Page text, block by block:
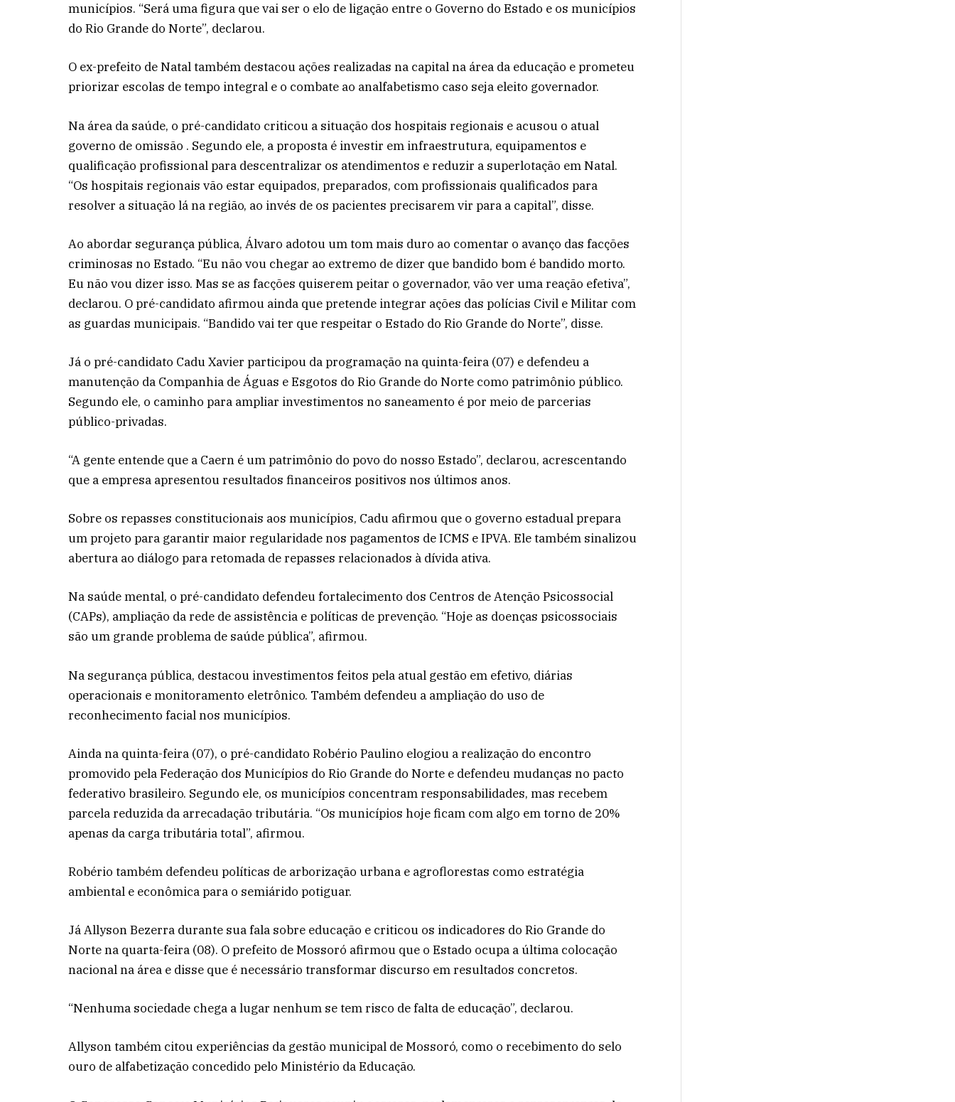
municípios. “Será uma figura que vai ser o elo de ligação entre o Governo do Estado e os municípios
do Rio Grande do Norte”, declarou.
O ex-prefeito de Natal também destacou ações realizadas na capital na área da educação e prometeu
priorizar escolas de tempo integral e o combate ao analfabetismo caso seja eleito governador.
Na área da saúde, o pré-candidato criticou a situação dos hospitais regionais e acusou o atual
governo de omissão . Segundo ele, a proposta é investir em infraestrutura, equipamentos e
qualificação profissional para descentralizar os atendimentos e reduzir a superlotação em Natal.
“Os hospitais regionais vão estar equipados, preparados, com profissionais qualificados para
resolver a situação lá na região, ao invés de os pacientes precisarem vir para a capital”, disse.
Ao abordar segurança pública, Álvaro adotou um tom mais duro ao comentar o avanço das facções
criminosas no Estado. “Eu não vou chegar ao extremo de dizer que bandido bom é bandido morto.
Eu não vou dizer isso. Mas se as facções quiserem peitar o governador, vão ver uma reação efetiva”,
declarou. O pré-candidato afirmou ainda que pretende integrar ações das polícias Civil e Militar com
as guardas municipais. “Bandido vai ter que respeitar o Estado do Rio Grande do Norte”, disse.
Já o pré-candidato Cadu Xavier participou da programação na quinta-feira (07) e defendeu a
manutenção da Companhia de Águas e Esgotos do Rio Grande do Norte como patrimônio público.
Segundo ele, o caminho para ampliar investimentos no saneamento é por meio de parcerias
público-privadas.
“A gente entende que a Caern é um patrimônio do povo do nosso Estado”, declarou, acrescentando
que a empresa apresentou resultados financeiros positivos nos últimos anos.
Sobre os repasses constitucionais aos municípios, Cadu afirmou que o governo estadual prepara
um projeto para garantir maior regularidade nos pagamentos de ICMS e IPVA. Ele também sinalizou
abertura ao diálogo para retomada de repasses relacionados à dívida ativa.
Na saúde mental, o pré-candidato defendeu fortalecimento dos Centros de Atenção Psicossocial
(CAPs), ampliação da rede de assistência e políticas de prevenção. “Hoje as doenças psicossociais
são um grande problema de saúde pública”, afirmou.
Na segurança pública, destacou investimentos feitos pela atual gestão em efetivo, diárias
operacionais e monitoramento eletrônico. Também defendeu a ampliação do uso de
reconhecimento facial nos municípios.
Ainda na quinta-feira (07), o pré-candidato Robério Paulino elogiou a realização do encontro
promovido pela Federação dos Municípios do Rio Grande do Norte e defendeu mudanças no pacto
federativo brasileiro. Segundo ele, os municípios concentram responsabilidades, mas recebem
parcela reduzida da arrecadação tributária. “Os municípios hoje ficam com algo em torno de 20%
apenas da carga tributária total”, afirmou.
Robério também defendeu políticas de arborização urbana e agroflorestas como estratégia
ambiental e econômica para o semiárido potiguar.
Já Allyson Bezerra durante sua fala sobre educação e criticou os indicadores do Rio Grande do
Norte na quarta-feira (08). O prefeito de Mossoró afirmou que o Estado ocupa a última colocação
nacional na área e disse que é necessário transformar discurso em resultados concretos.
“Nenhuma sociedade chega a lugar nenhum se tem risco de falta de educação”, declarou.
Allyson também citou experiências da gestão municipal de Mossoró, como o recebimento do selo
ouro de alfabetização concedido pelo Ministério da Educação.